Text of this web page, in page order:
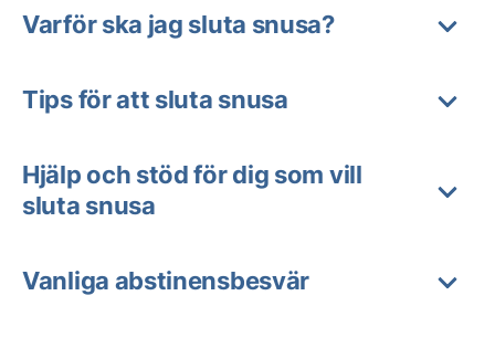
Varför ska jag sluta snusa?
Tips för att sluta snusa
Hjälp och stöd för dig som vill
sluta snusa
Vanliga abstinensbesvär